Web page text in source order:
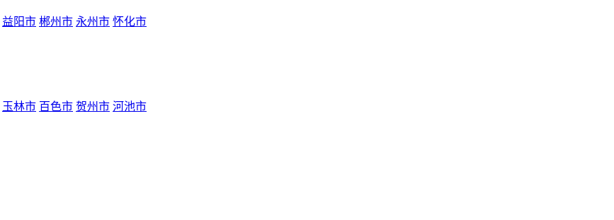
益阳市 郴州市 永州市 怀化市
玉林市 百色市 贺州市 河池市